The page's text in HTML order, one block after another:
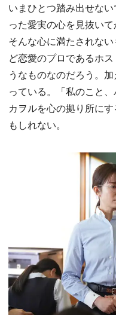
いまひとつ踏み出せな
った愛実の心を見抜い
そんな心に満たされな
ど恋愛のプロであるホ
うなものなのだろう。
っている。「私のこと
カヲルを心の拠り所に
もしれない。